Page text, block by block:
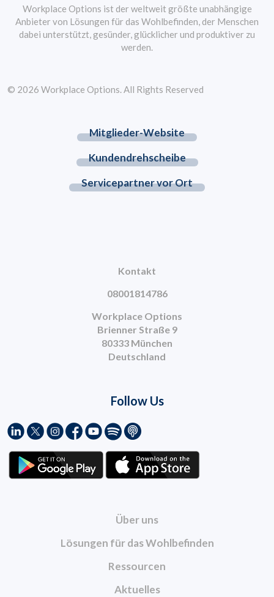
Workplace Options ist der weltweit größte unabhängige
Anbieter von Lösungen für das Wohlbefinden, der Menschen
dabei unterstützt, gesünder, glücklicher und produktiver zu
werden.
Über uns
Lösungen für das Wohlbefinden
Ressourcen
Aktuelles
Mitglieder-Website
Kundendrehscheibe
Servicepartner vor Ort
Kontakt
08001814786
Workplace Options
Brienner Straße 9
80333 München
Deutschland
Follow Us
© 2026 Workplace Options. All Rights Reserved